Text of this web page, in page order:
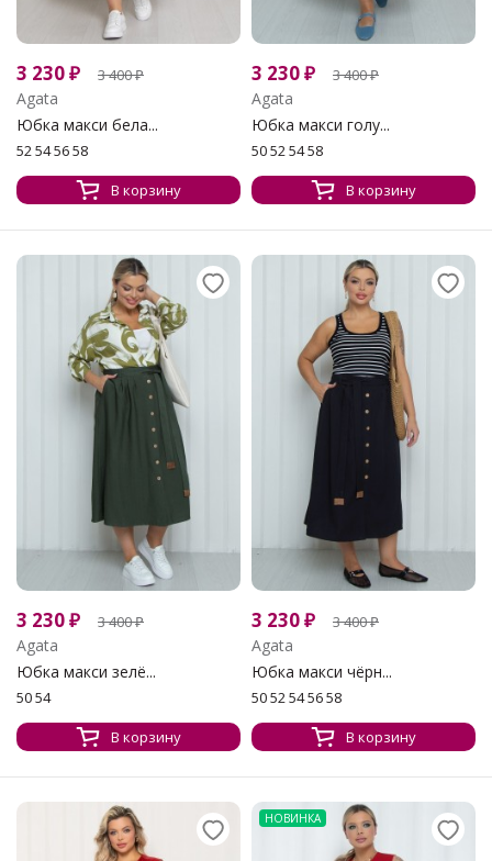
3 230₽ 3 400₽
Agata
Юбка макси бела...
52 54 56 58
В корзину
3 230₽ 3 400₽
Agata
Юбка макси голу...
50 52 54 58
В корзину
3 230₽ 3 400₽
Agata
Юбка макси зелё...
50 54
В корзину
3 230₽ 3 400₽
Agata
Юбка макси чёрн...
50 52 54 56 58
В корзину
НОВИНКА